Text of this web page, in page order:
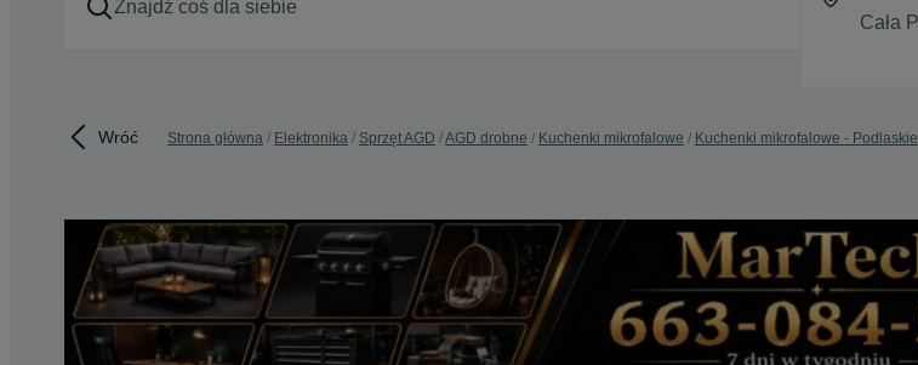
Wróć Strona główna Elektronika Sprzęt AGD AGD drobne Kuchenki mikrofalowe Kuchenki mikrofalowe - Podlaskie